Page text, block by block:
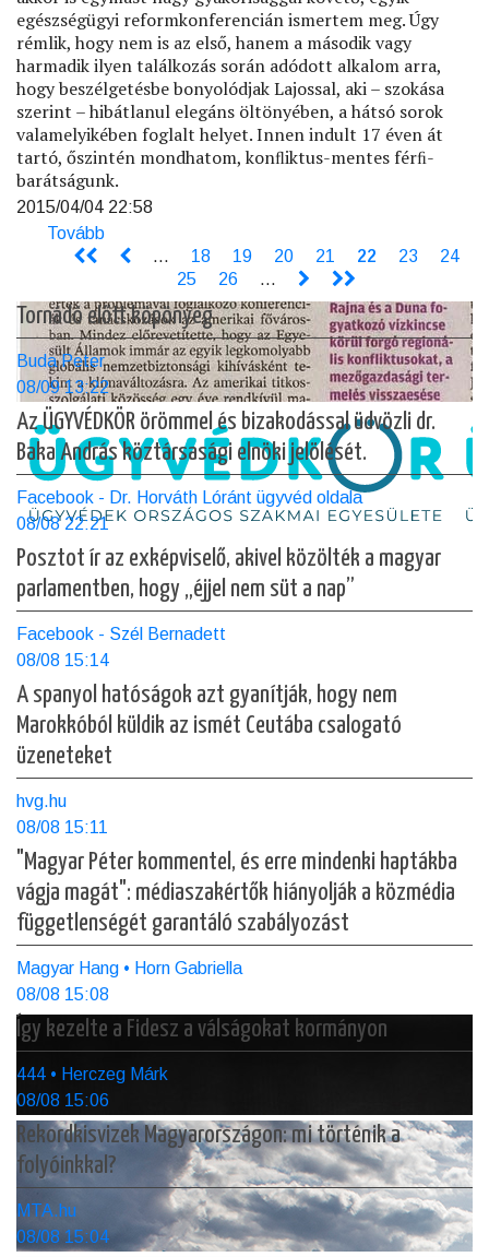
egészségügyi reformkonferencián ismertem meg. Úgy
rémlik, hogy nem is az első, hanem a második vagy
harmadik ilyen találkozás során adódott alkalom arra,
hogy beszélgetésbe bonyolódjak Lajossal, aki – szokása
szerint – hibátlanul elegáns öltönyében, a hátsó sorok
valamelyikében foglalt helyet. Innen indult 17 éven át
tartó, őszintén mondhatom, konﬂiktus-mentes férﬁ-
barátságunk.
2015/04/04 22:58
Tovább
Molnár
Oldalszámozás
<< < … Page
18 Page
19 Page
20 Page
21
Jelenlegi
22 Page
23 Page
24
Page
25 Page
26 … > >>
Tornádó előtt köpönyeg
Buda Peter
08/09 13:22
Az ÜGYVÉDKÖR örömmel és bizakodással üdvözli dr.
Baka András köztársasági elnöki jelölését.
Facebook - Dr. Horváth Lóránt ügyvéd oldala
08/08 22:21
Posztot ír az exképviselő, akivel közölték a magyar
parlamentben, hogy „éjjel nem süt a nap”
Facebook - Szél Bernadett
08/08 15:14
A spanyol hatóságok azt gyanítják, hogy nem
Marokkóból küldik az ismét Ceutába csalogató
üzeneteket
hvg.hu
08/08 15:11
"Magyar Péter kommentel, és erre mindenki haptákba
vágja magát": médiaszakértők hiányolják a közmédia
függetlenségét garantáló szabályozást
Magyar Hang • Horn Gabriella
08/08 15:08
Így kezelte a Fidesz a válságokat kormányon
444 • Herczeg Márk
08/08 15:06
Rekordkisvizek Magyarországon: mi történik a
folyóinkkal?
MTA.hu
08/08 15:04